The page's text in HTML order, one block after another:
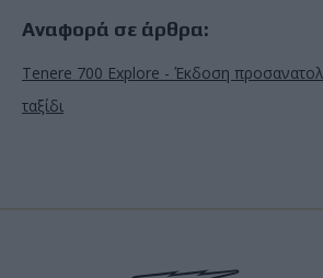
Αναφορά σε άρθρα:
Tenere 700 Explore - Έκδοση
ταξίδι